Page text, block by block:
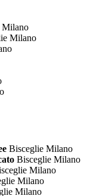
Milano
Milano
Bisceglie Milano
Bisceglie Milano
Milano
Milano
Milano